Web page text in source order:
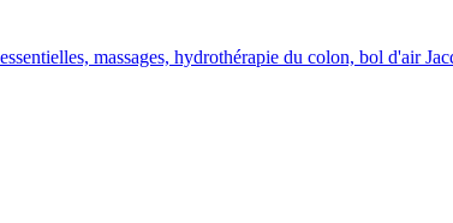
massages, hydrothérapie du colon, bol d'air